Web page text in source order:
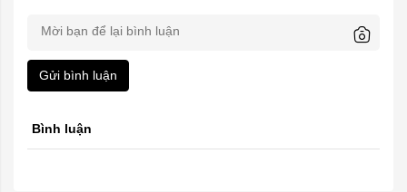
Gửi bình luận
Bình luận